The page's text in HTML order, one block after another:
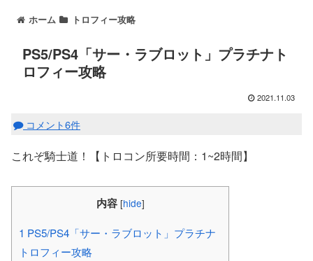
ホーム トロフィー攻略
PS5/PS4「サー・ラブロット」プラチナト
ロフィー攻略
2021.11.03
コメント6件
これぞ騎士道！【トロコン所要時間：1~2時間】
内容 [hide]
1 PS5/PS4「サー・ラブロット」プラチナ
トロフィー攻略